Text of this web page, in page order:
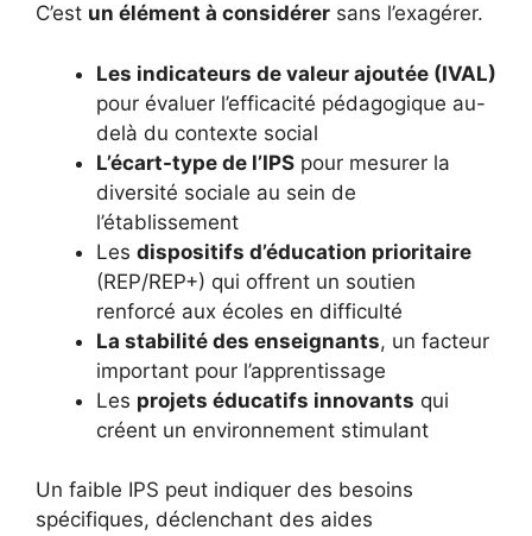
C’est un élément à considérer sans l’exagérer.
Les indicateurs de valeur ajoutée (IVAL)
pour évaluer l’efficacité pédagogique au-
delà du contexte social
L’écart-type de l’IPS pour mesurer la
diversité sociale au sein de
l’établissement
Les dispositifs d’éducation prioritaire
(REP/REP+) qui offrent un soutien
renforcé aux écoles en difficulté
La stabilité des enseignants, un facteur
important pour l’apprentissage
Les projets éducatifs innovants qui
créent un environnement stimulant
Un faible IPS peut indiquer des besoins
spécifiques, déclenchant des aides